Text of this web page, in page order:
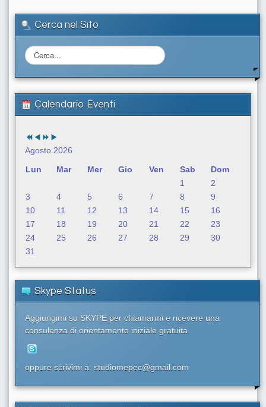
Cerca nel Sito
C
e
r
a
.
.
Calendario Eventi
Agosto 2026
Lun
Mar Mer Gio Ven Sab
Dom
1
2
3
4 5 6 7 8
9
10
11 12 13 14 15
16
17
18 19 20 21 22
23
24
25 26 27 28 29
30
31
Skype Status
Aggiungimi su SKYPE per chiamarmi e ricevere una
consulenza di orientamento iniziale gratuita.
oppure scrivimi a: studiomepec@gmail.com